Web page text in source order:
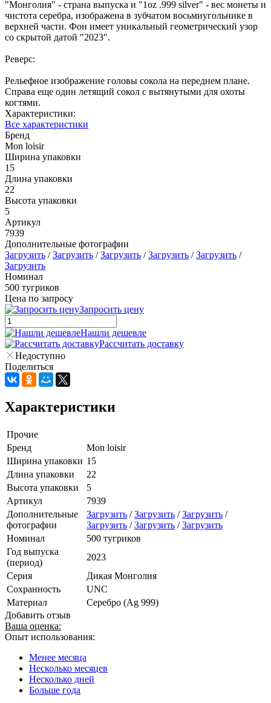
"Монголия" - страна выпуска и "1oz .999 silver" - вес монеты и
чистота серебра, изображена в зубчатом восьмиугольнике в
верхней части. Фон имеет уникальный геометрический узор
со скрытой датой "2023".
Реверс:
Рельефное изображение головы сокола на переднем плане.
Справа еще один летящий сокол с вытянутыми для охоты
когтями.
Характеристики:
Все характеристики
Бренд
Mon loisir
Ширина упаковки
15
Длина упаковки
22
Высота упаковки
5
Артикул
7939
Дополнительные фотографии
Загрузить /Загрузить /Загрузить /Загрузить /Загрузить /
Загрузить
Номинал
500 тугриков
Цена по запросу
Запросить цену
Нашли дешевле
Рассчитать доставку
Недоступно
Поделиться
Характеристики
Прочие
Бренд
Mon loisir
Ширина упаковки 15
Длина упаковки
22
Высота упаковки
5
Артикул
7939
Дополнительные
фотографии
Загрузить /Загрузить /Загрузить /
Загрузить /Загрузить /Загрузить
Номинал
500 тугриков
Год выпуска
(период)
2023
Серия
Дикая Монголия
Сохранность
UNC
Материал
Серебро (Ag 999)
Добавить отзыв
Ваша оценка:
Опыт использования:
Менее месяца
Несколько месяцев
Несколько дней
Больше года